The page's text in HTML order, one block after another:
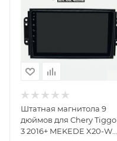
Штатная магнитола 9
дюймов для Chery Tiggo
3 2016+ MEKEDE X20-W